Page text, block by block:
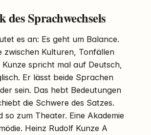
des Sprachwechsels
es an: Es geht um Balance.
zwischen Kulturen, Tonfällen
Kunze spricht mal auf Deutsch,
Er lässt beide Sprachen
sein. Das hebt Bedeutungen
die Schwere des Satzes.
so zum Theater. Eine Akademie
Heinz Rudolf Kunze A